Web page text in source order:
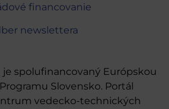
financovanie
newslettera
je spolufinancovaný Európskou
Slovensko. Portál
vedecko-technických